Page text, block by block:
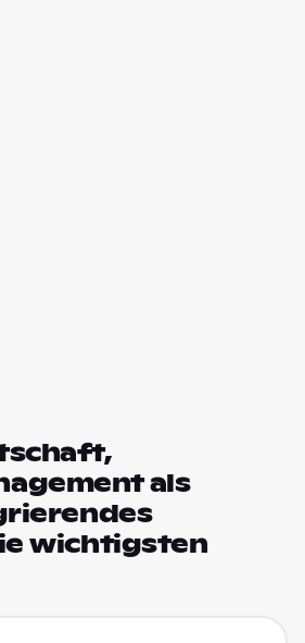
als
wichtigsten